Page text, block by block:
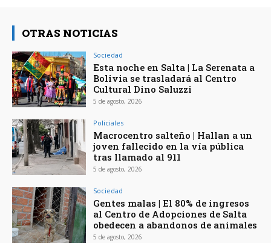
OTRAS NOTICIAS
Sociedad
Esta noche en Salta | La Serenata a
Bolivia se trasladará al Centro
Cultural Dino Saluzzi
5 de agosto, 2026
Policiales
Macrocentro salteño | Hallan a un
joven fallecido en la vía pública
tras llamado al 911
5 de agosto, 2026
Sociedad
Gentes malas | El 80% de ingresos
al Centro de Adopciones de Salta
obedecen a abandonos de animales
5 de agosto, 2026